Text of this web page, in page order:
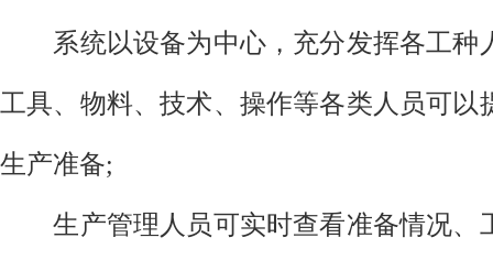
系统以设备为中心，充分发挥各工种
工具、物料、技术、操作等各类人员可
生产准备;
生产管理人员可实时查看准备情况、